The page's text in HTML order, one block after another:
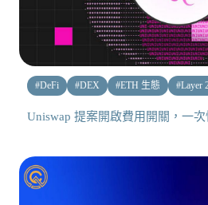
#DeFi #DEX #ETH 生態 #Layer
Uniswap 提案開啟費用開關，一